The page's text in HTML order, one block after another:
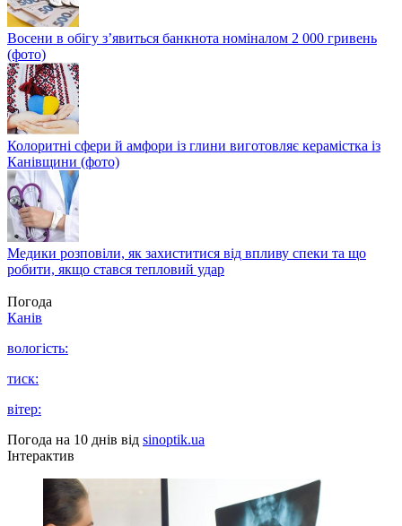
Восени в обігу з’явиться банкнота номіналом 2 000 гривень
(фото)
Колоритні сфери й амфори із глини виготовляє керамістка із
Канівщини (фото)
Медики розповіли, як захиститися від впливу спеки та що
робити, якщо стався тепловий удар
Погода
Канів
вологість:
тиск:
вітер:
Погода на 10 днів від sinoptik.ua
Інтерактив